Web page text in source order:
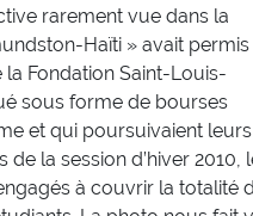
rarement vue dans la
Haïti » avait permis
Fondation Saint-Louis-
sous forme de bourses
et qui poursuivaient leurs
la session d’hiver 2010,
à couvrir la totalité